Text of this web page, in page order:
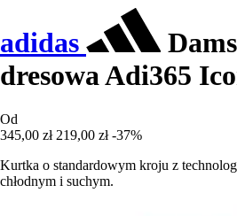
adidas
dresowa Adi365
Od
345,00 zł 219,00 zł -37%
Kurtka o standardowym kroju z
chłodnym i suchym.